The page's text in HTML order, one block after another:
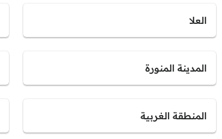
العلا
المدينة المنورة
المنطقة الغربية